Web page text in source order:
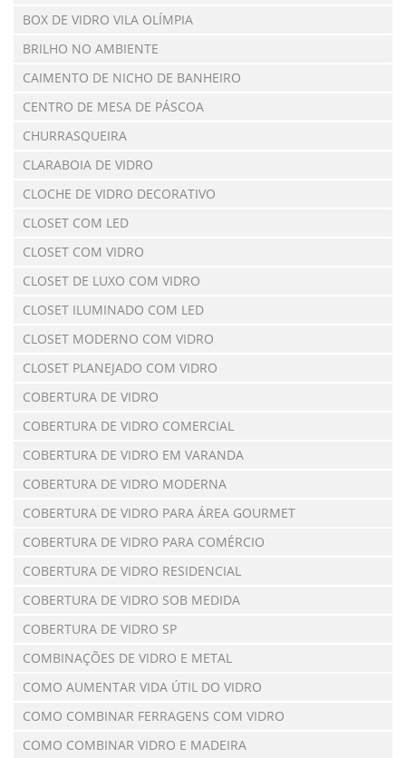
BOX DE VIDRO VILA OLÍMPIA
BRILHO NO AMBIENTE
CAIMENTO DE NICHO DE BANHEIRO
CENTRO DE MESA DE PÁSCOA
CHURRASQUEIRA
CLARABOIA DE VIDRO
CLOCHE DE VIDRO DECORATIVO
CLOSET COM LED
CLOSET COM VIDRO
CLOSET DE LUXO COM VIDRO
CLOSET ILUMINADO COM LED
CLOSET MODERNO COM VIDRO
CLOSET PLANEJADO COM VIDRO
COBERTURA DE VIDRO
COBERTURA DE VIDRO COMERCIAL
COBERTURA DE VIDRO EM VARANDA
COBERTURA DE VIDRO MODERNA
COBERTURA DE VIDRO PARA ÁREA GOURMET
COBERTURA DE VIDRO PARA COMÉRCIO
COBERTURA DE VIDRO RESIDENCIAL
COBERTURA DE VIDRO SOB MEDIDA
COBERTURA DE VIDRO SP
COMBINAÇÕES DE VIDRO E METAL
COMO AUMENTAR VIDA ÚTIL DO VIDRO
COMO COMBINAR FERRAGENS COM VIDRO
COMO COMBINAR VIDRO E MADEIRA